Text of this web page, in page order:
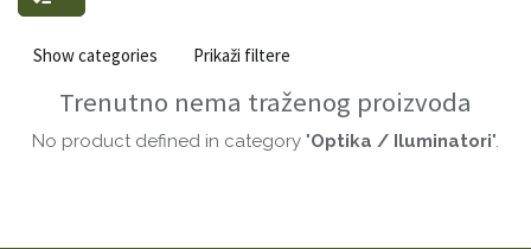
Show categories Prikaži filtere
Trenutno nema traženog proizvoda
No product defined in category "Optika / Iluminatori".